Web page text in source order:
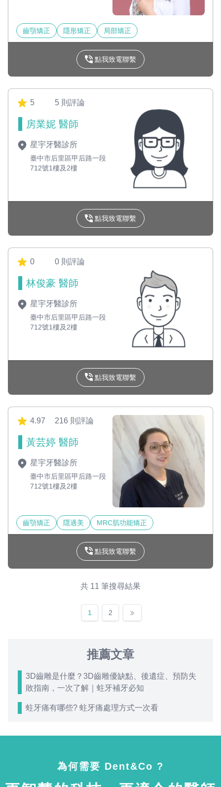
齒顎矯正 隱形矯正 局部矯正
點我致電聯繫
5 5 則評論
房業妮 醫師
星宇牙醫診所
臺中市后里區甲后路一段
712號1樓及2樓
點我致電聯繫
0 0 則評論
林俊豪 醫師
星宇牙醫診所
臺中市后里區甲后路一段
712號1樓及2樓
點我致電聯繫
4.97 216 則評論
黃芸婷 醫師
星宇牙醫診所
臺中市后里區甲后路一段
712號1樓及2樓
齒顎矯正 隱適美 MRC肌功能矯正
點我致電聯繫
共 11 筆搜尋結果
1 2
推薦文章
3D齒雕是什麼？3D齒雕優缺點、後遺症、預防失
敗指南，一次了解｜蛀牙補牙必知
蛀牙痛有哪些? 蛀牙痛處理方式一次看
為何需要 Dent&Co ?